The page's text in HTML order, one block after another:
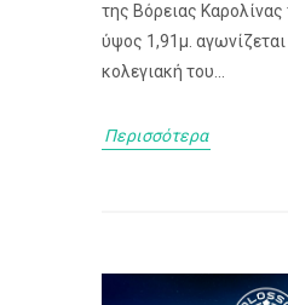
της Βόρειας
ύψος 1,91μ.
κολεγιακή του...
Περισσότερα